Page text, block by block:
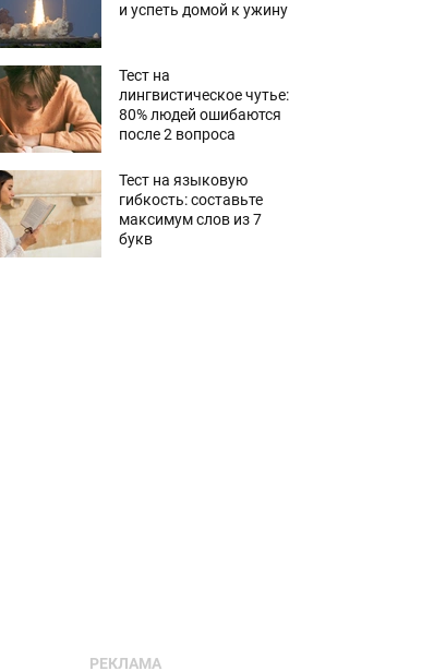
и успеть домой к ужину
Тест на
лингвистическое чутье:
80% людей ошибаются
после 2 вопроса
Тест на языковую
гибкость: составьте
максимум слов из 7
букв